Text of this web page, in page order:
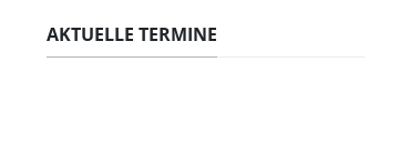
AKTUELLE TERMINE